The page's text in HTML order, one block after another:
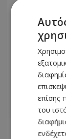
ΑΣΤΥΝΟΜΙΚΟ
07.08.2026 -
Μοναχός ο
Επιτέθηκε
επίσης
του